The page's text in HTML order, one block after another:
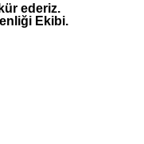
ederiz.
Ekibi.